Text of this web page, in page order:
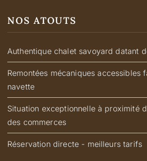
NOS ATOUTS
Authentique chalet savoyard datant
Remontées mécaniques accessibles
navette
Situation exceptionnelle à proximité
des commerces
Réservation directe - meilleurs tarifs